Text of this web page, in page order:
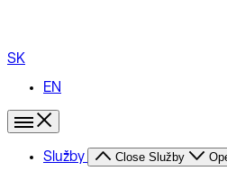
SK
EN
Služby Close Služby